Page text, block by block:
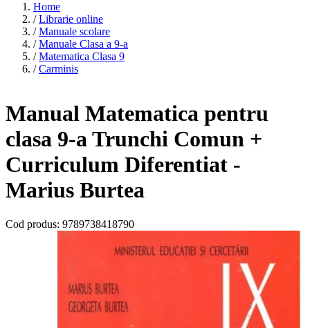
Home
/ Librarie online
/ Manuale scolare
/ Manuale Clasa a 9-a
/ Matematica Clasa 9
/ Carminis
Manual Matematica pentru
clasa 9-a Trunchi Comun +
Curriculum Diferentiat -
Marius Burtea
Cod produs: 9789738418790